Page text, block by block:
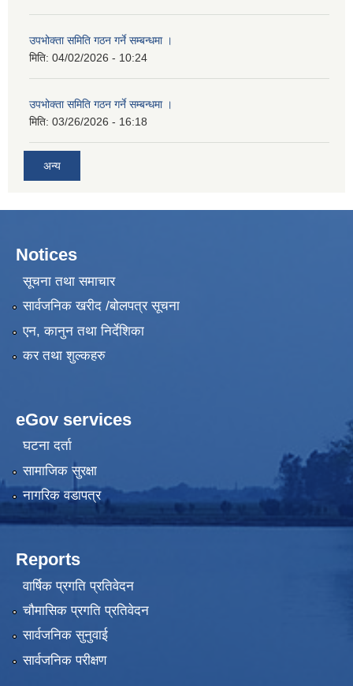
उपभोक्ता समिति गठन गर्ने सम्बन्धमा ।
मिति: 04/02/2026 - 10:24
उपभोक्ता समिति गठन गर्ने सम्बन्धमा ।
मिति: 03/26/2026 - 16:18
अन्य
Notices
सूचना तथा समाचार
सार्वजनिक खरीद /बोलपत्र सूचना
एन, कानुन तथा निर्देशिका
कर तथा शुल्कहरु
eGov services
घटना दर्ता
सामाजिक सुरक्षा
नागरिक वडापत्र
Reports
वार्षिक प्रगति प्रतिवेदन
चौमासिक प्रगति प्रतिवेदन
सार्वजनिक सुनुवाई
सार्वजनिक परीक्षण